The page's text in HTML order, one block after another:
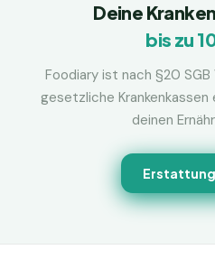
Deine
bis zu
Foodiary ist nach §20
gesetzliche
deinen